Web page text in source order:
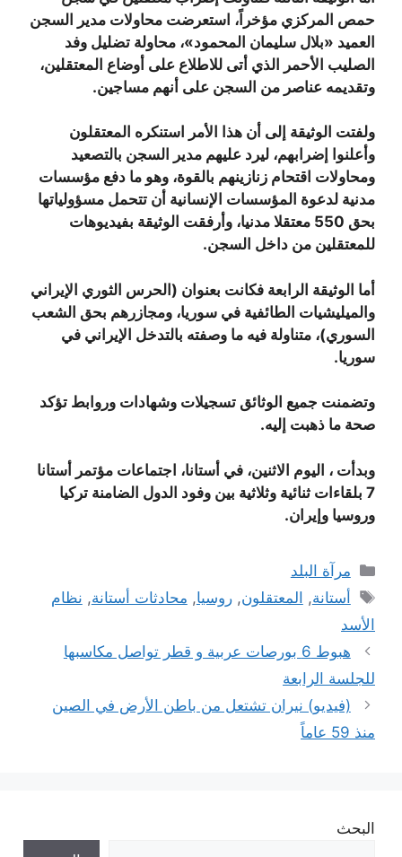
حمص المركزي مؤخراً، استعرضت محاولات مدير السجن
العميد «بلال سليمان المحمود»، محاولة تضليل وفد
الصليب الأحمر الذي أتى للاطلاع على أوضاع المعتقلين،
وتقديمه عناصر من السجن على أنهم مساجين.
ولفتت الوثيقة إلى أن هذا الأمر استنكره المعتقلون
وأعلنوا إضرابهم، ليرد عليهم مدير السجن بالتصعيد
ومحاولات اقتحام زنازينهم بالقوة، وهو ما دفع مؤسسات
مدنية لدعوة المؤسسات الإنسانية أن تتحمل مسؤولياتها
بحق 550 معتقلا مدنيا، وأرفقت الوثيقة بفيديوهات
للمعتقلين من داخل السجن.
أما الوثيقة الرابعة فكانت بعنوان (الحرس الثوري الإيراني
والميليشيات الطائفية في سوريا، ومجازرهم بحق الشعب
السوري)، متناولة فيه ما وصفته بالتدخل الإيراني في
سوريا.
وتضمنت جميع الوثائق تسجيلات وشهادات وروابط تؤكد
صحة ما ذهبت إليه.
وبدأت ، اليوم الاثنين، في أستانا، اجتماعات مؤتمر أستانا
7 بلقاءات ثنائية وثلاثية بين وفود الدول الضامنة تركيا
وروسيا وإيران.
التصنيفات
مرآة البلد
الوسوم
أستانة, المعتقلون,روسيا, محادثات أستانة, نظام
الأسد
هبوط 6 بورصات عربية و قطر تواصل مكاسبها
للجلسة الرابعة
(فيديو) نيران تشتعل من باطن الأرض في الصين
منذ 59 عاماً
البحث